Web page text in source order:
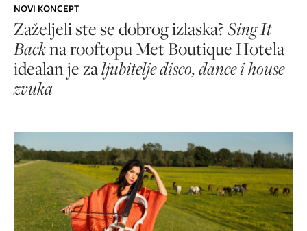
NOVI KONCEPT
Zaželjeli ste se dobrog izlaska?Sing It
Backna rooftopu Met Boutique Hotela
idealan je zaljubitelje disco, dance i house
zvuka